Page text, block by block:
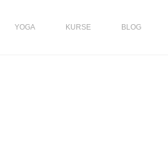
YOGA KURSE BLOG